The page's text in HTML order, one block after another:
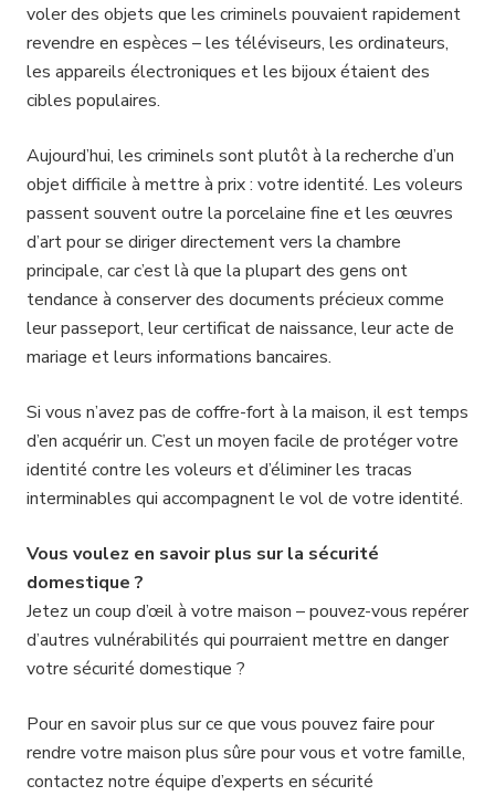
voler des objets que les criminels pouvaient rapidement
revendre en espèces – les téléviseurs, les ordinateurs,
les appareils électroniques et les bijoux étaient des
cibles populaires.
Aujourd’hui, les criminels sont plutôt à la recherche d’un
objet difficile à mettre à prix : votre identité. Les voleurs
passent souvent outre la porcelaine fine et les œuvres
d’art pour se diriger directement vers la chambre
principale, car c’est là que la plupart des gens ont
tendance à conserver des documents précieux comme
leur passeport, leur certificat de naissance, leur acte de
mariage et leurs informations bancaires.
Si vous n’avez pas de coffre-fort à la maison, il est temps
d’en acquérir un. C’est un moyen facile de protéger votre
identité contre les voleurs et d’éliminer les tracas
interminables qui accompagnent le vol de votre identité.
Vous voulez en savoir plus sur la sécurité
domestique ?
Jetez un coup d’œil à votre maison – pouvez-vous repérer
d’autres vulnérabilités qui pourraient mettre en danger
votre sécurité domestique ?
Pour en savoir plus sur ce que vous pouvez faire pour
rendre votre maison plus sûre pour vous et votre famille,
contactez notre équipe d’experts en sécurité